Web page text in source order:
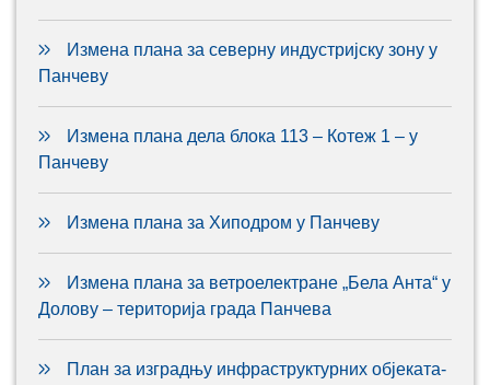
Измена плана за северну индустријску зону у
Панчеву
Измена плана дела блока 113 – Котеж 1 – у
Панчеву
Измена плана за Хиподром у Панчеву
Измена плана за ветроелектране „Бела Анта“ у
Долову – територија града Панчева
План за изградњу инфраструктурних објеката-